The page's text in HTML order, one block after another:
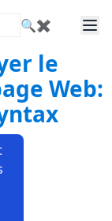
🔍 ✖
le
Web: